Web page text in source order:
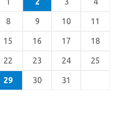
8 9 10 11
15 16 17 18
22 23 24 25
29 30
31